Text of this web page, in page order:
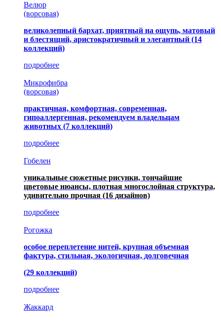
Велюр
(ворсовая)
великолепный бархат, приятный на ощупь, матовый
и блестящий, аристократичный и элегантный (14
коллекций)
подробнее
Микрофибра
(ворсовая)
практичная, комфортная, современная,
гипоаллергенная, рекомендуем владельцам
животных (7 коллекций)
подробнее
Гобелен
уникальные сюжетные рисунки, тончайшие
цветовые нюансы, плотная многослойная структура,
удивительно прочная (16 дизайнов)
подробнее
Рогожка
особое переплетение нитей, крупная объемная
фактура, стильная, экологичная, долговечная
(29 коллекций)
подробнее
Жаккард